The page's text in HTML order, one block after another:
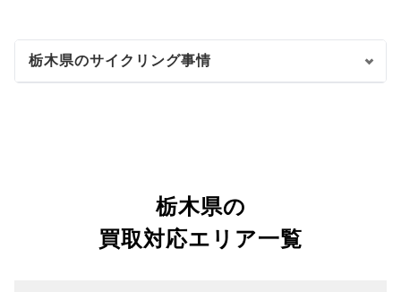
栃木県のサイクリング事情
栃木県の
買取対応エリア一覧